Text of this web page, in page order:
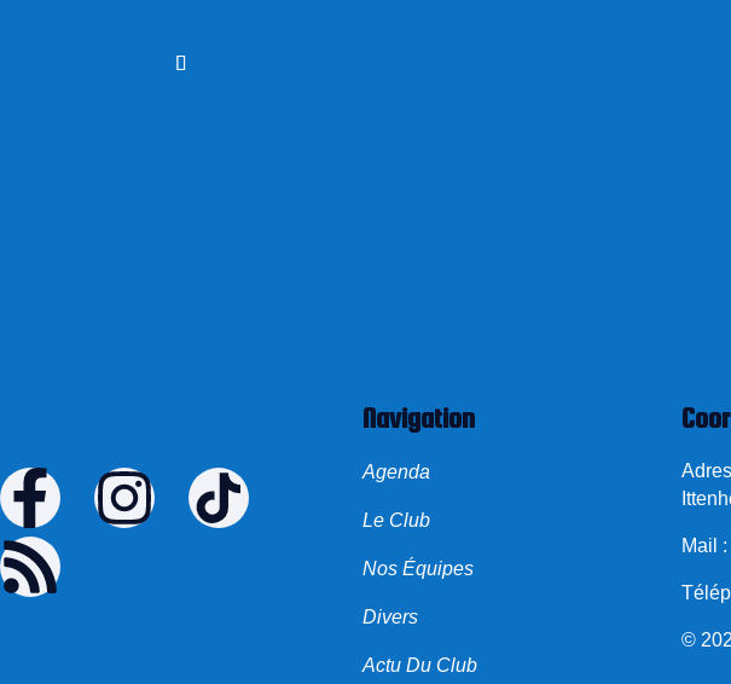
Navigation
Agenda
Le Club
Nos Équipes
Divers
Actu Du Club
Mail :
©